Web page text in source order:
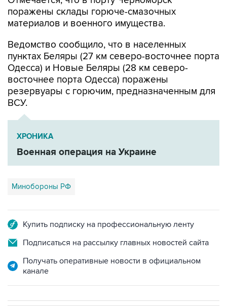
поражены склады горюче-смазочных
материалов и военного имущества.
Ведомство сообщило, что в населенных
пунктах Беляры (27 км северо-восточнее порта
Одесса) и Новые Беляры (28 км северо-
восточнее порта Одесса) поражены
резервуары с горючим, предназначенным для
ВСУ.
ХРОНИКА
Военная операция на Украине
Минобороны РФ
Купить подписку на профессиональную ленту
Подписаться на рассылку главных новостей сайта
Получать оперативные новости в официальном
канале